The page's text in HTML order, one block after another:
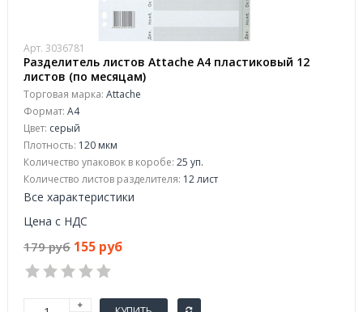
Арт. 3036781
Разделитель листов Attache A4 пластиковый 12
листов (по месяцам)
Торговая марка: Attache
Формат: A4
Цвет: серый
Плотность: 120 мкм
Количество упаковок в коробе: 25 уп.
Количество листов разделителя: 12 лист
Все характеристики
Цена с НДС
179 руб 155 руб